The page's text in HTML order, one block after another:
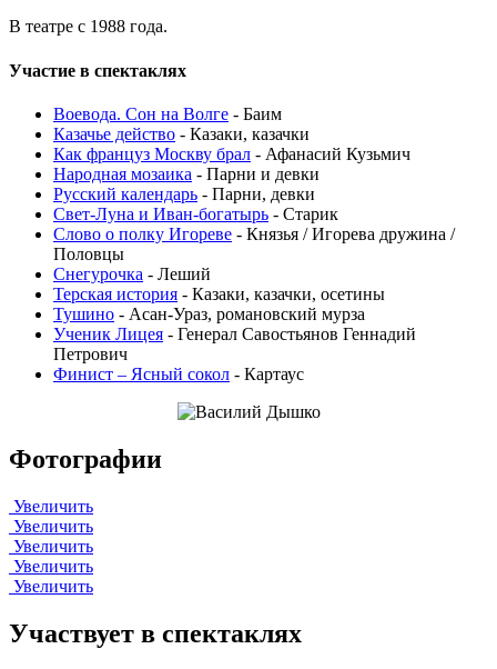
В театре с 1988 года.
Участие в спектаклях
Воевода. Сон на Волге - Баим
Казачье действо - Казаки, казачки
Как француз Москву брал - Афанасий Кузьмич
Народная мозаика - Парни и девки
Русский календарь - Парни, девки
Свет-Луна и Иван-богатырь - Старик
Слово о полку Игореве - Князья / Игорева дружина /
Половцы
Снегурочка - Леший
Терская история - Казаки, казачки, осетины
Тушино - Асан-Ураз, романовский мурза
Ученик Лицея - Генерал Савостьянов Геннадий
Петрович
Финист – Ясный сокол - Картаус
Фотографии
Увеличить
Увеличить
Увеличить
Увеличить
Увеличить
Участвует в спектаклях